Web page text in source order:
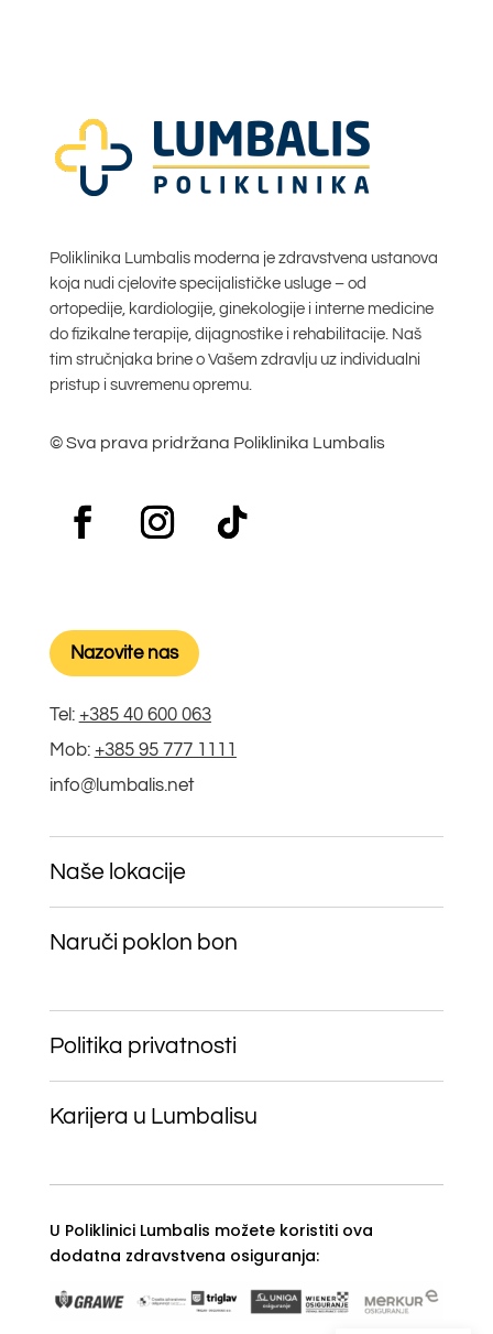
Poliklinika Lumbalis moderna je zdravstvena ustanova
koja nudi cjelovite specijalističke usluge – od
ortopedije, kardiologije, ginekologije i interne medicine
do fizikalne terapije, dijagnostike i rehabilitacije. Naš
tim stručnjaka brine o Vašem zdravlju uz individualni
pristup i suvremenu opremu.
© Sva prava pridržana Poliklinika Lumbalis
Nazovite nas
Tel: +385 40 600 063
Mob: +385 95 777 1111
info@lumbalis.net
Naše lokacije
Naruči poklon bon
Politika privatnosti
Karijera u Lumbalisu
U Poliklinici Lumbalis možete koristiti ova
dodatna zdravstvena osiguranja: